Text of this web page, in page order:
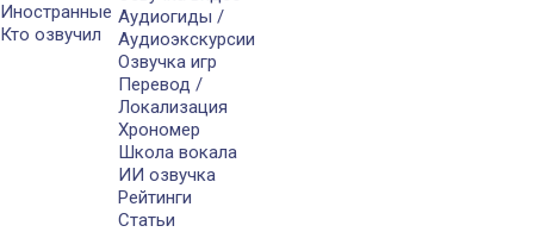
Иностранные
Кто озвучил
Аудиогиды /
Аудиоэкскурсии
Озвучка игр
Перевод /
Локализация
Хрономер
Школа вокала
ИИ озвучка
Рейтинги
Статьи